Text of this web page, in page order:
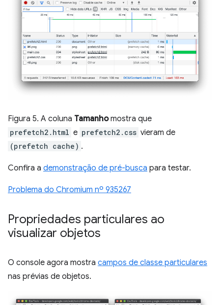
Figura 5. A coluna Tamanhomostra que
prefetch2.html e prefetch2.css vieram de
(prefetch cache) .
Confira a demonstração de pré-busca para testar.
Problema do Chromium nº 935267
Propriedades particulares ao
visualizar objetos
O console agora mostra campos de classe particulares
nas prévias de objetos.